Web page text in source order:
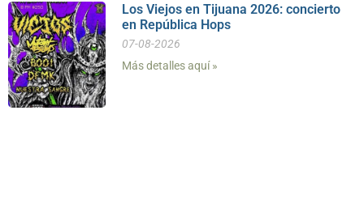
Los Viejos en Tijuana 2026: concierto
en República Hops
07-08-2026
Más detalles aquí »